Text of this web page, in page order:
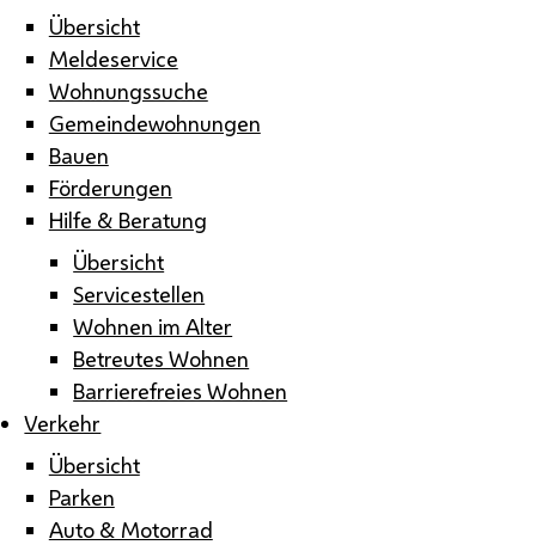
Übersicht
Meldeservice
Wohnungssuche
Gemeindewohnungen
Bauen
Förderungen
Hilfe & Beratung
Übersicht
Servicestellen
Wohnen im Alter
Betreutes Wohnen
Barrierefreies Wohnen
Verkehr
Übersicht
Parken
Auto & Motorrad